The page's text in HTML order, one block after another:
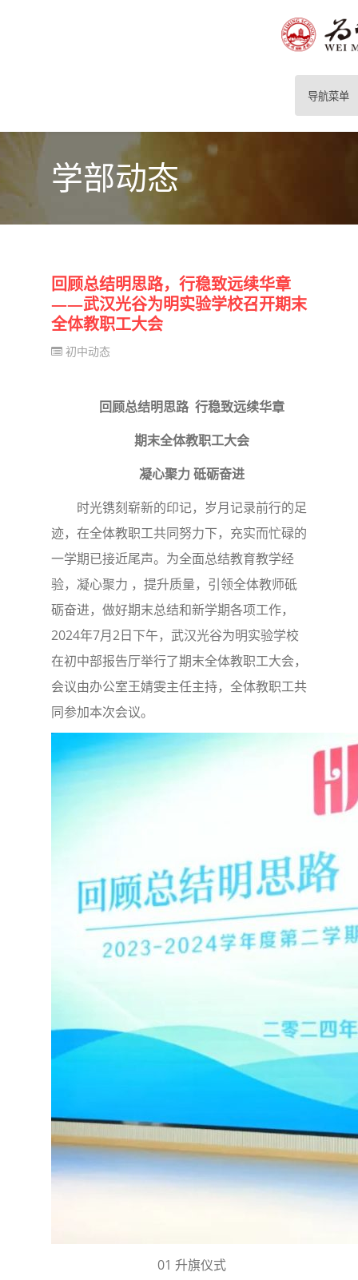
导航菜单
学部动态
回顾总结明思路，行稳致远续华章
——武汉光谷为明实验学校召开期末
全体教职工大会
初中动态
回顾总结明思路 行稳致远续华章
期末全体教职工大会
凝心聚力 砥砺奋进
时光镌刻崭新的印记，岁月记录前行的足
迹，在全体教职工共同努力下，充实而忙碌的
一学期已接近尾声。为全面总结教育教学经
验，凝心聚力 ，提升质量，引领全体教师砥
砺奋进，做好期末总结和新学期各项工作，
2024年7月2日下午，武汉光谷为明实验学校
在初中部报告厅举行了期末全体教职工大会，
会议由办公室王婧雯主任主持，全体教职工共
同参加本次会议。
01 升旗仪式